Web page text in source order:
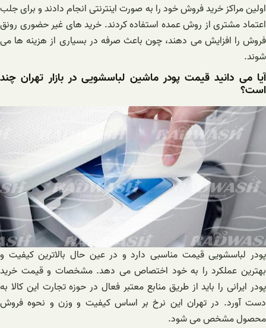
اولین مراکز خرید فروش خود را به صورت اینترنتی انجام دادند و برای جلب
اعتماد مشتری از روش عمده استفاده کردند. خرید های غیر حضوری رونق
فروش را افزایش می دهند، چون باعث صرفه در بسیاری از هزینه ها می
شوند.
آیا می دانید قیمت پودر ماشین لباسشویی در بازار تهران چند
است؟
پودر لباسشویی قیمت مناسبی دارد و در عین حال بالاترین کیفیت و
بهترین عملکرد را به خود اختصاص می دهد. مشخصات و قیمت خرید
پودر ایرانی را باید از طریق منابع معتبر فعال در حوزه تجارت این کالا به
دست آورد. در تهران این نرخ بر اساس کیفیت و وزن و نحوه فروش
محصول مشخص می شود.